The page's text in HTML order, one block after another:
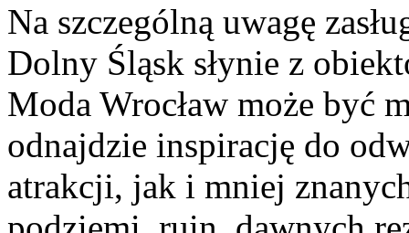
Na szczególną uwagę
Dolny Śląsk słynie z
Moda Wrocław może być
odnajdzie inspirację do
atrakcji, jak i mniej